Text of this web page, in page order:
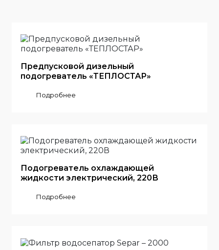
Предпусковой дизельный
подогреватель «ТЕПЛОСТАР»
Подробнее
Подогреватель охлаждающей
жидкости электрический, 220В
Подробнее